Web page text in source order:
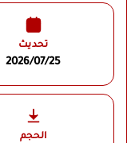
تحديث
2026/07/25
الحجم